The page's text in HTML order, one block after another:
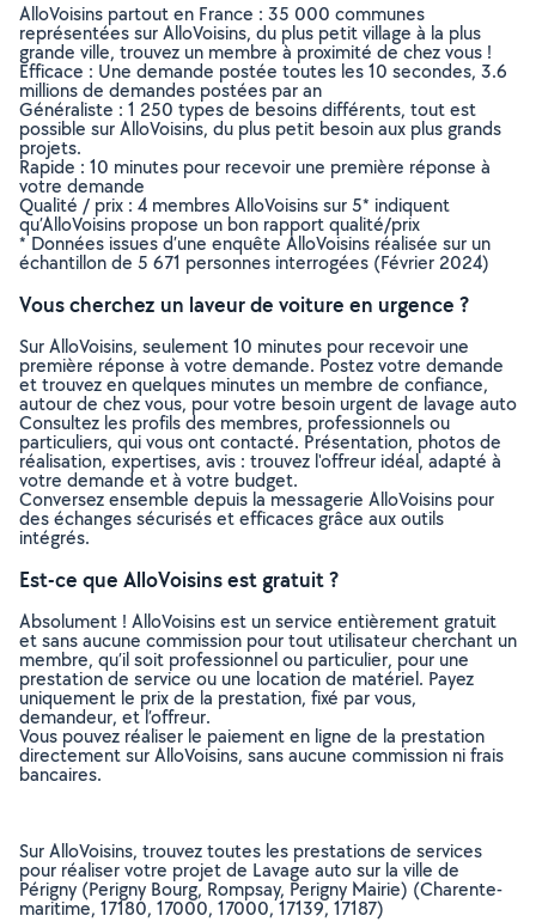
AlloVoisins partout en France : 35 000 communes
représentées sur AlloVoisins, du plus petit village à la plus
grande ville, trouvez un membre à proximité de chez vous !
Efficace : Une demande postée toutes les 10 secondes, 3.6
millions de demandes postées par an
Généraliste : 1 250 types de besoins différents, tout est
possible sur AlloVoisins, du plus petit besoin aux plus grands
projets.
Rapide : 10 minutes pour recevoir une première réponse à
votre demande
Qualité / prix : 4 membres AlloVoisins sur 5* indiquent
qu’AlloVoisins propose un bon rapport qualité/prix
* Données issues d’une enquête AlloVoisins réalisée sur un
échantillon de 5 671 personnes interrogées (Février 2024)
Vous cherchez un laveur de voiture en urgence ?
Sur AlloVoisins, seulement 10 minutes pour recevoir une
première réponse à votre demande. Postez votre demande
et trouvez en quelques minutes un membre de confiance,
autour de chez vous, pour votre besoin urgent de lavage auto
Consultez les profils des membres, professionnels ou
particuliers, qui vous ont contacté. Présentation, photos de
réalisation, expertises, avis : trouvez l'offreur idéal, adapté à
votre demande et à votre budget.
Conversez ensemble depuis la messagerie AlloVoisins pour
des échanges sécurisés et efficaces grâce aux outils
intégrés.
Est-ce que AlloVoisins est gratuit ?
Absolument ! AlloVoisins est un service entièrement gratuit
et sans aucune commission pour tout utilisateur cherchant un
membre, qu’il soit professionnel ou particulier, pour une
prestation de service ou une location de matériel. Payez
uniquement le prix de la prestation, fixé par vous,
demandeur, et l’offreur.
Vous pouvez réaliser le paiement en ligne de la prestation
directement sur AlloVoisins, sans aucune commission ni frais
bancaires.
Sur AlloVoisins, trouvez toutes les prestations de services
pour réaliser votre projet de Lavage auto sur la ville de
Périgny (Perigny Bourg, Rompsay, Perigny Mairie) (Charente-
maritime, 17180, 17000, 17000, 17139, 17187)